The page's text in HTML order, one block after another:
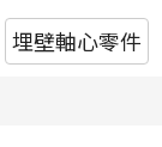
埋壁軸心零件